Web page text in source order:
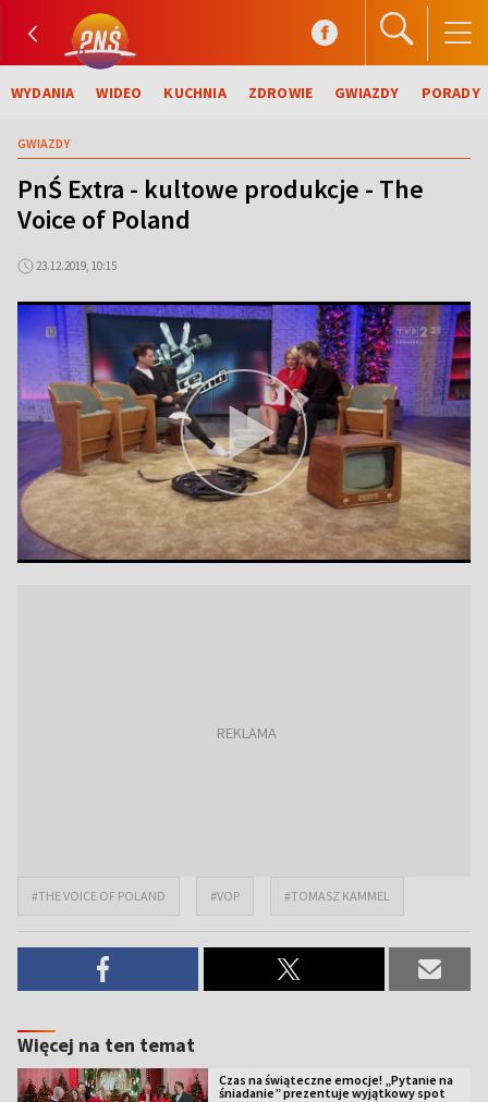
WYDANIA WIDEO KUCHNIA ZDROWIE GWIAZDY PORADY
GWIAZDY
PnŚ Extra - kultowe produkcje - The
Voice of Poland
23.12.2019, 10:15
#THE VOICE OF POLAND #VOP #TOMASZ KAMMEL
Więcej na ten temat
Czas na świąteczne emocje! „Pytanie na
śniadanie” prezentuje wyjątkowy spot